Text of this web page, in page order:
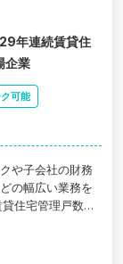
年連続賃貸住
企業
可能
や子会社の財務
の幅広い業務を
住宅管理戸数全